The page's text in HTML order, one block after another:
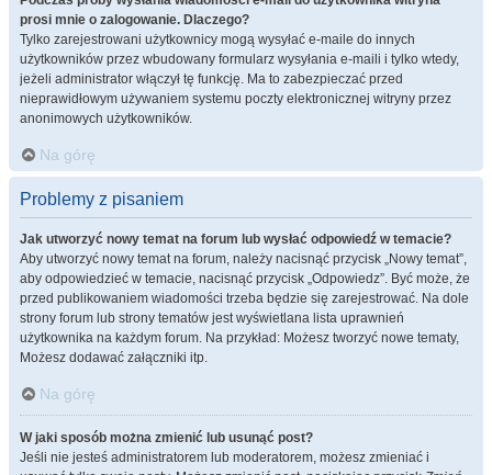
prosi mnie o zalogowanie. Dlaczego?
Tylko zarejestrowani użytkownicy mogą wysyłać e-maile do innych
użytkowników przez wbudowany formularz wysyłania e-maili i tylko wtedy,
jeżeli administrator włączył tę funkcję. Ma to zabezpieczać przed
nieprawidłowym używaniem systemu poczty elektronicznej witryny przez
anonimowych użytkowników.
Na górę
Problemy z pisaniem
Jak utworzyć nowy temat na forum lub wysłać odpowiedź w temacie?
Aby utworzyć nowy temat na forum, należy nacisnąć przycisk „Nowy temat”,
aby odpowiedzieć w temacie, nacisnąć przycisk „Odpowiedz”. Być może, że
przed publikowaniem wiadomości trzeba będzie się zarejestrować. Na dole
strony forum lub strony tematów jest wyświetlana lista uprawnień
użytkownika na każdym forum. Na przykład: Możesz tworzyć nowe tematy,
Możesz dodawać załączniki itp.
Na górę
W jaki sposób można zmienić lub usunąć post?
Jeśli nie jesteś administratorem lub moderatorem, możesz zmieniać i